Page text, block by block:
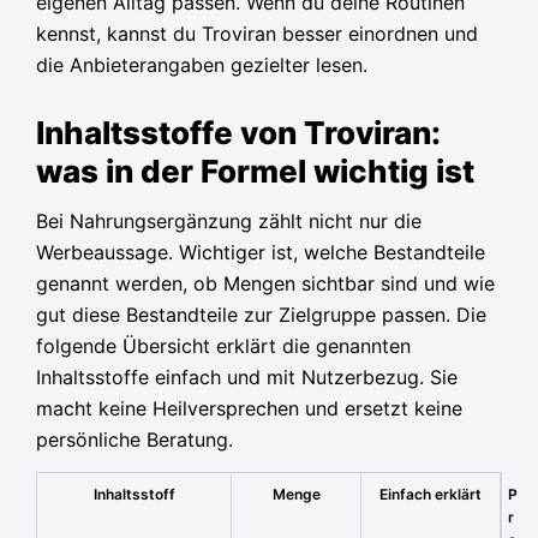
kennst, kannst du Troviran besser einordnen und
die Anbieterangaben gezielter lesen.
Inhaltsstoffe von Troviran:
was in der Formel wichtig ist
Bei Nahrungsergänzung zählt nicht nur die
Werbeaussage. Wichtiger ist, welche Bestandteile
genannt werden, ob Mengen sichtbar sind und wie
gut diese Bestandteile zur Zielgruppe passen. Die
folgende Übersicht erklärt die genannten
Inhaltsstoffe einfach und mit Nutzerbezug. Sie
macht keine Heilversprechen und ersetzt keine
persönliche Beratung.
Inhaltsstoff Menge Einfach erklärt
P
r